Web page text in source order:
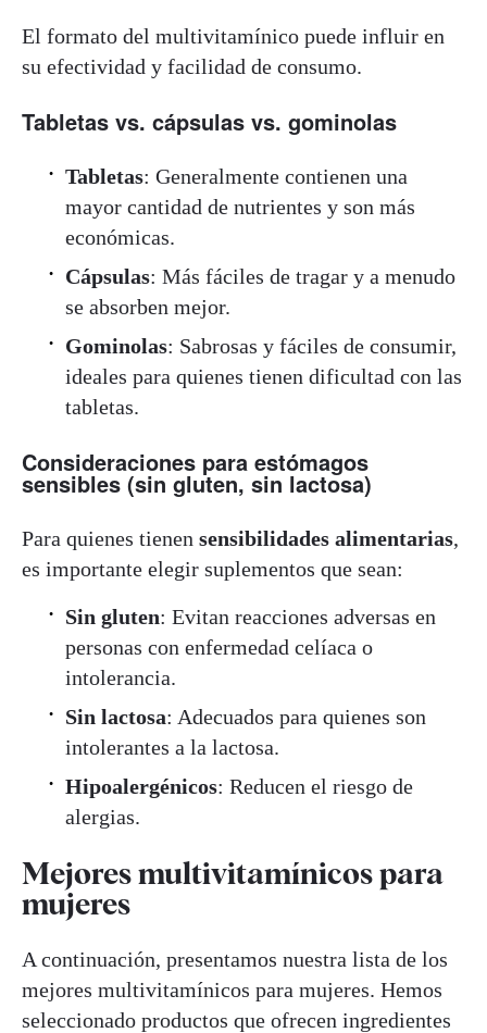
El formato del multivitamínico puede influir en
su efectividad y facilidad de consumo.
Tabletas vs. cápsulas vs. gominolas
Tabletas: Generalmente contienen una
mayor cantidad de nutrientes y son más
económicas.
Cápsulas: Más fáciles de tragar y a menudo
se absorben mejor.
Gominolas: Sabrosas y fáciles de consumir,
ideales para quienes tienen dificultad con las
tabletas.
Consideraciones para estómagos
sensibles (sin gluten, sin lactosa)
Para quienes tienen sensibilidades alimentarias,
es importante elegir suplementos que sean:
Sin gluten: Evitan reacciones adversas en
personas con enfermedad celíaca o
intolerancia.
Sin lactosa: Adecuados para quienes son
intolerantes a la lactosa.
Hipoalergénicos: Reducen el riesgo de
alergias.
Mejores multivitamínicos para
mujeres
A continuación, presentamos nuestra lista de los
mejores multivitamínicos para mujeres. Hemos
seleccionado productos que ofrecen ingredientes